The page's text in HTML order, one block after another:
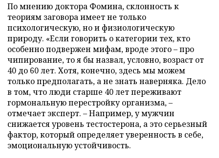
По мнению доктора Фомина, склонность к
теориям заговора имеет не только
психологическую, но и физиологическую
природу. «Если говорить о категории тех, кто
особенно подвержен мифам, вроде этого – про
чипирование, то я бы назвал, условно, возраст от
40 до 60 лет. Хотя, конечно, здесь мы можем
только предполагать, а не знать наверняка. Дело
в том, что люди старше 40 лет переживают
гормональную перестройку организма, –
отмечает эксперт. – Например, у мужчин
снижается уровень тестостерона, а это серьезный
фактор, который определяет уверенность в себе,
эмоциональную устойчивость.